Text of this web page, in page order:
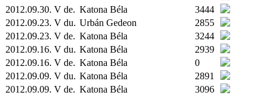
2012.09.30. V de. Katona Béla
3444
2012.09.23. V du. Urbán Gedeon
2855
2012.09.23. V de. Katona Béla
3244
2012.09.16. V du. Katona Béla
2939
2012.09.16. V de. Katona Béla
0
2012.09.09. V du. Katona Béla
2891
2012.09.09. V de. Katona Béla
3096